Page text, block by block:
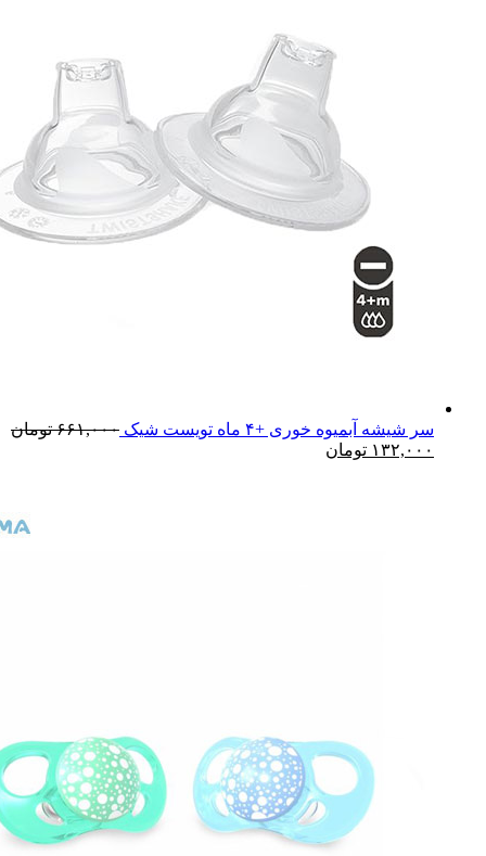
سر شیشه آبمیوه خوری +۴ ماه تویست شیک ۶۶۱,۰۰۰ تومان
۱۳۲,۰۰۰ تومان